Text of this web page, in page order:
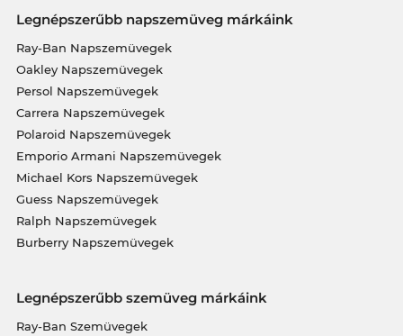
Legnépszerűbb napszemüveg márkáink
Ray-Ban Napszemüvegek
Oakley Napszemüvegek
Persol Napszemüvegek
Carrera Napszemüvegek
Polaroid Napszemüvegek
Emporio Armani Napszemüvegek
Michael Kors Napszemüvegek
Guess Napszemüvegek
Ralph Napszemüvegek
Burberry Napszemüvegek
Legnépszerűbb szemüveg márkáink
Ray-Ban Szemüvegek